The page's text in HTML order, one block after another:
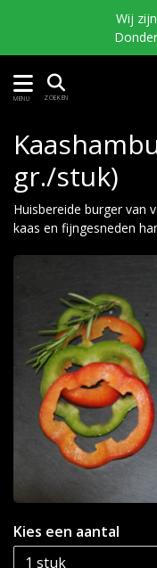
Wij
MENU ZOEKEN
gr./stuk)
Huisbereide burger van
kaas en fijngesneden
Kies een aantal